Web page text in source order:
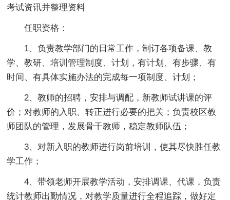
考试资讯并整理资料
任职资格：
1、负责教学部门的日常工作，制订各项备课、教
学、教研、培训管理制度、计划，有计划、有步骤、有
时间、有具体实施办法的完成每一项制度、计划；
2、教师的招聘，安排与调配，新教师试讲课的评
价；对教师的入职、转正进行必要的把关；负责校区教
师团队的管理，发展骨干教师，稳定教师队伍；
3、对新入职的教师进行岗前培训，使其尽快胜任教
学工作；
4、带领老师开展教学活动，安排调课、代课，负责
统计教师出勤情况，对教学质量进行全程追踪，做好定